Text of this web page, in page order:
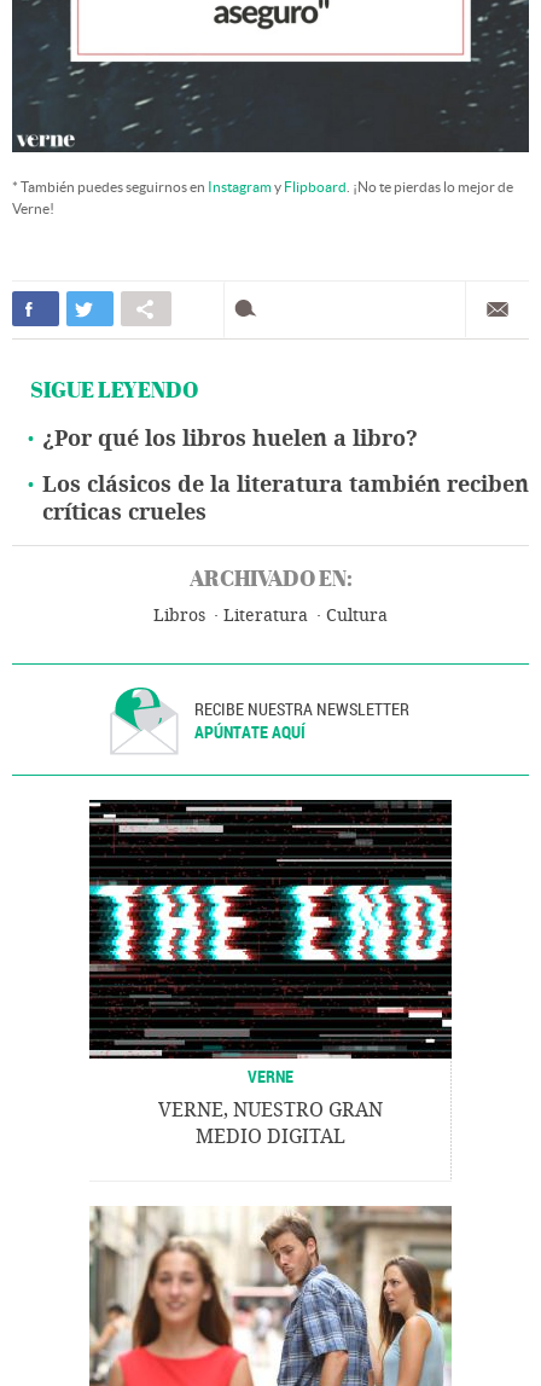
* También puedes seguirnos en Instagramy Flipboard . ¡No te pierdas lo mejor de
Verne!
SIGUE LEYENDO
¿Por qué los libros huelen a libro?
Los clásicos de la literatura también reciben
críticas crueles
ARCHIVADO EN:
Libros Literatura Cultura
RECIBE NUESTRA NEWSLETTER
APÚNTATE AQUÍ
VERNE
VERNE, NUESTRO GRAN
MEDIO DIGITAL